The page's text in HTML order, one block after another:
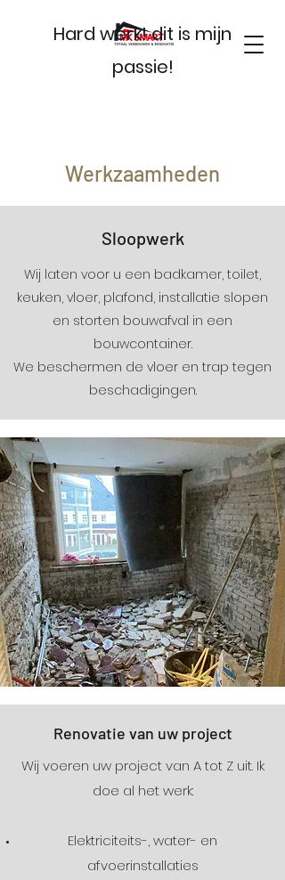
Hard werk! dit is mijn
passie!
Werkzaamheden
Sloopwerk
Wij laten voor u een badkamer, toilet,
keuken, vloer, plafond, installatie slopen
en storten bouwafval in een
bouwcontainer.
We beschermen de vloer en trap tegen
beschadigingen.
Renovatie van uw project
Wij voeren uw project van A tot Z uit. Ik
doe al het werk:
Elektriciteits-, water- en
afvoerinstallaties